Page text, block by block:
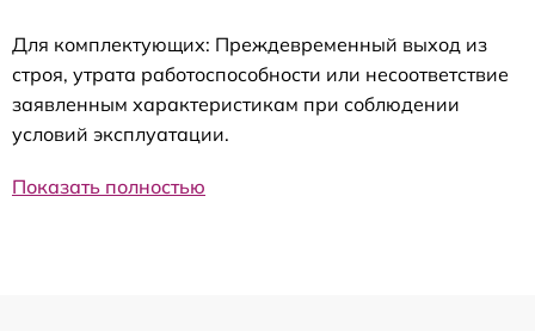
Для комплектующих: Преждевременный выход из
строя, утрата работоспособности или несоответствие
заявленным характеристикам при соблюдении
условий эксплуатации.
Показать полностью